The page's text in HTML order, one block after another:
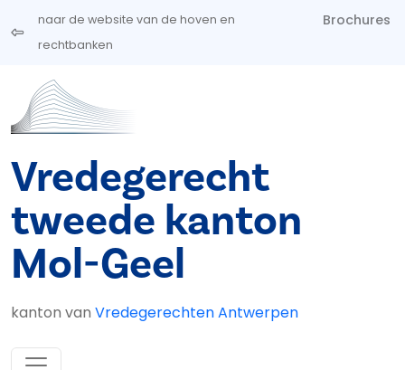
Overslaan en naar de inhoud gaan
naar de website van de hoven en
rechtbanken
Brochures
Vredegerecht
tweede kanton
Mol-Geel
kanton van Vredegerechten Antwerpen